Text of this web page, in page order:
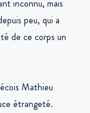
inconnu, mais
peu, qui a
de ce corps un
Mathieu
étrangeté.